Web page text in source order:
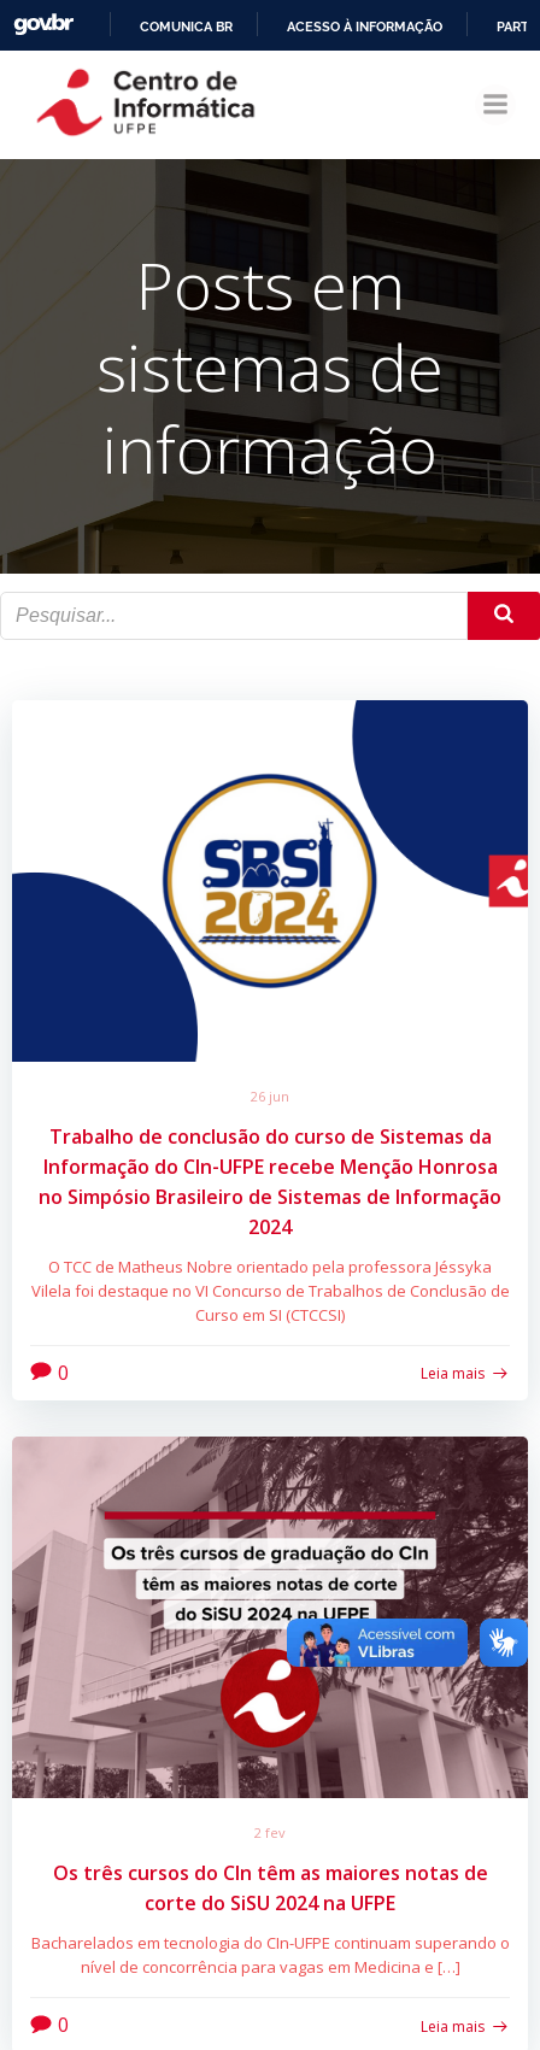
CONTEÚDO
COMUNICA BR ACESSO À INFORMAÇÃO
Posts em
sistemas de
informação
26 jun
Trabalho de conclusão do curso de Sistemas da
Informação do CIn-UFPE recebe Menção Honrosa
no Simpósio Brasileiro de Sistemas de Informação
2024
O TCC de Matheus Nobre orientado pela professora Jéssyka
Vilela foi destaque no VI Concurso de Trabalhos de Conclusão de
Curso em SI (CTCCSI)
0 Leia mais
2 fev
Os três cursos do CIn têm as maiores notas de
corte do SiSU 2024 na UFPE
Bacharelados em tecnologia do CIn-UFPE continuam superando o
nível de concorrência para vagas em Medicina e […]
0 Leia mais